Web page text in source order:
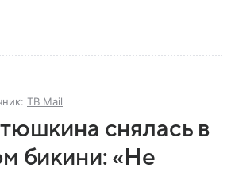
ТВ Mail
снялась в
бикини: «Не